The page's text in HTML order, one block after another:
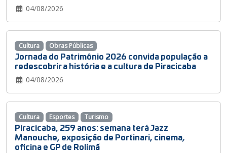
04/08/2026
Jornada do Patrimônio 2026 convida população a
redescobrir a história e a cultura de Piracicaba
04/08/2026
Cultura Obras Públicas
Piracicaba, 259 anos: semana terá Jazz
Manouche, exposição de Portinari, cinema,
oficina e GP de Rolimã
Cultura Esportes Turismo